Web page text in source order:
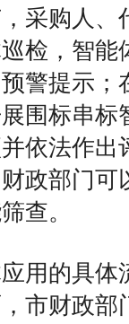
采购人、
检，智能
警提示；
围标串标
依法作出
政部门可
查。
用的具
市财政部